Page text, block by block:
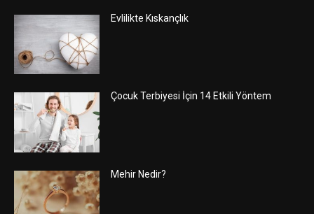
Evlilikte Kıskançlık
Çocuk Terbiyesi İçin 14 Etkili Yöntem
Mehir Nedir?